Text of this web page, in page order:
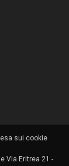
sui cookie
Via Eritrea 21 -